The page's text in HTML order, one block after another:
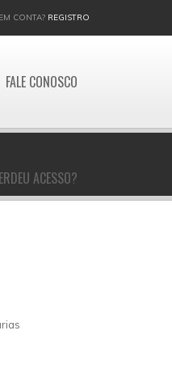
CONTA? REGISTRO
FALE CONOSCO
ACESSO?